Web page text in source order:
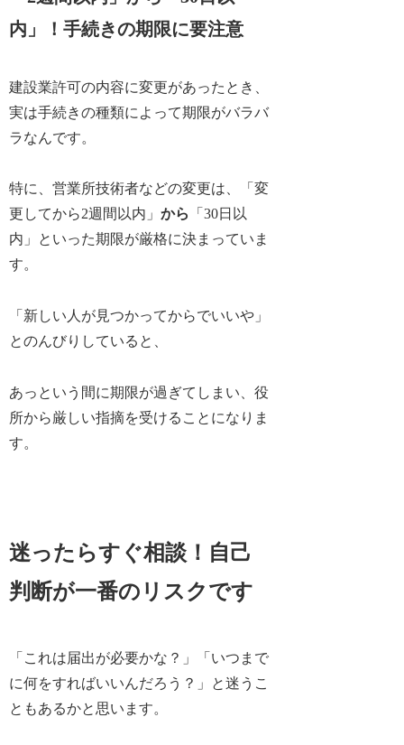
内」！手続きの期限に要注意
建設業許可の内容に変更があったとき、
実は手続きの種類によって期限がバラバ
ラなんです。
特に、営業所技術者などの変更は、
「変
更してから2週間以内」から
「30日以
内」
といった期限が厳格に決まっていま
す。
「新しい人が見つかってからでいいや」
とのんびりしていると、
あっという間に期限が過ぎてしまい、役
所から厳しい指摘を受けることになりま
す。
迷ったらすぐ相談！自己
判断が一番のリスクです
「これは届出が必要かな？」「いつまで
に何をすればいいんだろう？」と迷うこ
ともあるかと思います。